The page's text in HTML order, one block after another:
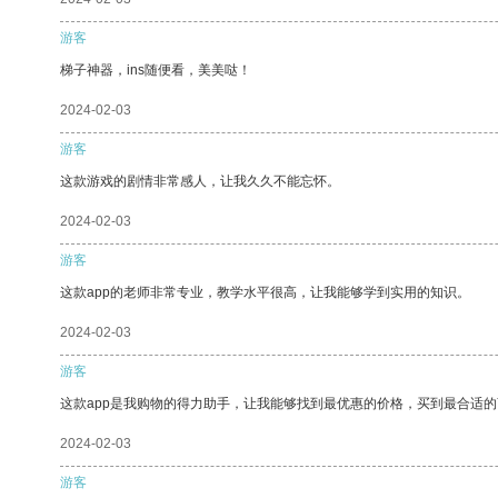
游客
梯子神器，ins随便看，美美哒！
2024-02-03
游客
这款游戏的剧情非常感人，让我久久不能忘怀。
2024-02-03
游客
这款app的老师非常专业，教学水平很高，让我能够学到实用的知识。
2024-02-03
游客
这款app是我购物的得力助手，让我能够找到最优惠的价格，买到最合适
2024-02-03
游客